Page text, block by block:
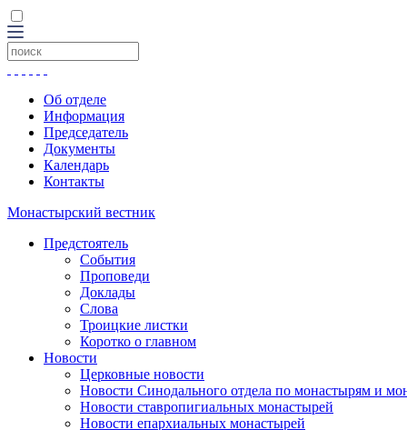
Об отделе
Информация
Председатель
Документы
Календарь
Контакты
Монастырский вестник
Предстоятель
События
Проповеди
Доклады
Слова
Троицкие листки
Коротко о главном
Новости
Церковные новости
Новости Синодального отдела по монастырям и
Новости ставропигиальных монастырей
Новости епархиальных монастырей